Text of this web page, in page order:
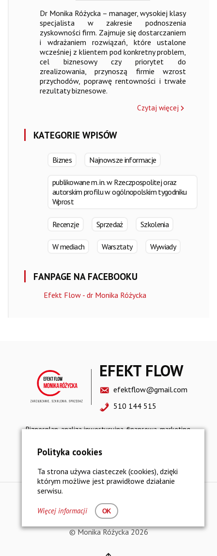
Dr Monika Różycka – manager, wysokiej klasy
specjalista w zakresie podnoszenia
zyskowności firm. Zajmuje się dostarczaniem
i wdrażaniem rozwiązań, które ustalone
wcześniej z klientem pod konkretny problem,
cel biznesowy czy priorytet do
zrealizowania, przynoszą firmie wzrost
przychodów, poprawę rentowności i trwałe
rezultaty biznesowe.
Czytaj więcej
KATEGORIE WPISÓW
Biznes Najnowsze informacje
publikowane m. in. w Rzeczpospolitej oraz
autorskim profilu w ogólnopolskim tygodniku
Wprost
Recenzje Sprzedaż Szkolenia
W mediach Warsztaty Wywiady
FANPAGE NA FACEBOOKU
Efekt Flow - dr Monika Różycka
EFEKT FLOW
efektflow@gmail.com
510 144 515
Biznesplan, analiza inwestycyjna, finansowa, marketing,
Polityka prywatności i bezpieczeństwo danych
© Monika Różycka 2026
Polityka cookies
Ta strona używa ciasteczek (cookies), dzięki
którym możliwe jest prawidłowe działanie
serwisu.
Więcej informacji OK